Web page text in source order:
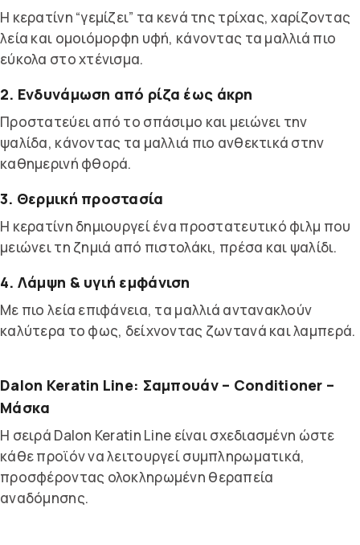
Η κερατίνη “γεμίζει” τα κενά της τρίχας, χαρίζοντας
λεία και ομοιόμορφη υφή, κάνοντας τα μαλλιά πιο
εύκολα στο χτένισμα.
2. Ενδυνάμωση από ρίζα έως άκρη
Προστατεύει από το σπάσιμο και μειώνει την
ψαλίδα, κάνοντας τα μαλλιά πιο ανθεκτικά στην
καθημερινή φθορά.
3. Θερμική προστασία
Η κερατίνη δημιουργεί ένα προστατευτικό φιλμ που
μειώνει τη ζημιά από πιστολάκι, πρέσα και ψαλίδι.
4. Λάμψη & υγιή εμφάνιση
Με πιο λεία επιφάνεια, τα μαλλιά αντανακλούν
καλύτερα το φως, δείχνοντας ζωντανά και λαμπερά.
Dalon Keratin Line: Σαμπουάν – Conditioner –
Μάσκα
Η σειρά Dalon Keratin Line είναι σχεδιασμένη ώστε
κάθε προϊόν να λειτουργεί συμπληρωματικά,
προσφέροντας ολοκληρωμένη θεραπεία
αναδόμησης.